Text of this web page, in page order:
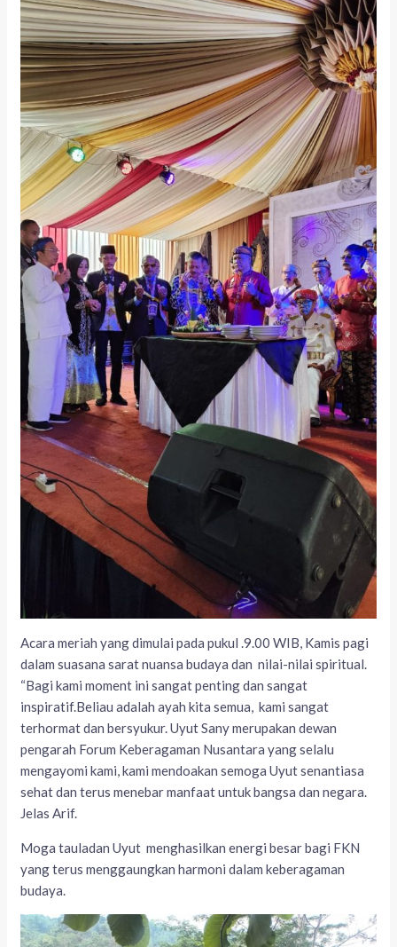
Acara meriah yang dimulai pada pukul .9.00 WIB, Kamis pagi
dalam suasana sarat nuansa budaya dan nilai-nilai spiritual.
“Bagi kami moment ini sangat penting dan sangat
inspiratif.Beliau adalah ayah kita semua, kami sangat
terhormat dan bersyukur. Uyut Sany merupakan dewan
pengarah Forum Keberagaman Nusantara yang selalu
mengayomi kami, kami mendoakan semoga Uyut senantiasa
sehat dan terus menebar manfaat untuk bangsa dan negara.
Jelas Arif.
Moga tauladan Uyut menghasilkan energi besar bagi FKN
yang terus menggaungkan harmoni dalam keberagaman
budaya.